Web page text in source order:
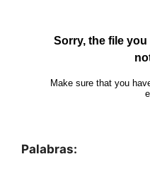
Palabras: